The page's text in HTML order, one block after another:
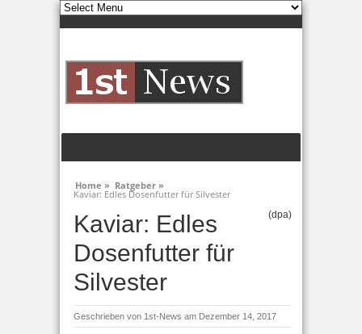
Home » Ratgeber »
Kaviar: Edles Dosenfutter für Silvester
Kaviar: Edles
Dosenfutter für
Silvester
(dpa)
Geschrieben von 1st-News am Dezember 14, 2017